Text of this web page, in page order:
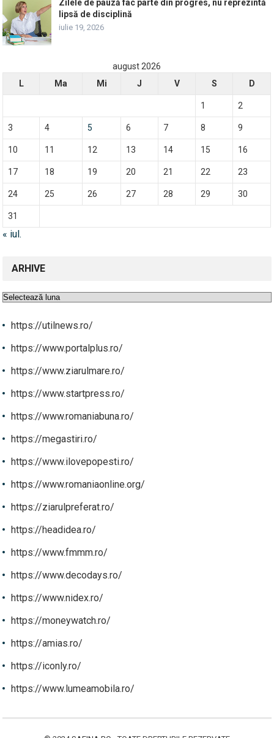
Zilele de pauză fac parte din progres, nu reprezintă
lipsă de disciplină
iulie 19, 2026
august 2026
L
Ma Mi J V S D
1 2
3 4 5 6 7 8 9
10 11 12 13 14 15 16
17 18 19 20 21 22 23
24 25 26 27 28 29 30
31
« iul.
ARHIVE
Arhive
https://utilnews.ro/
https://www.portalplus.ro/
https://www.ziarulmare.ro/
https://www.startpress.ro/
https://www.romaniabuna.ro/
https://megastiri.ro/
https://www.ilovepopesti.ro/
https://www.romaniaonline.org/
https://ziarulpreferat.ro/
https://headidea.ro/
https://www.fmmm.ro/
https://www.decodays.ro/
https://www.nidex.ro/
https://moneywatch.ro/
https://amias.ro/
https://iconly.ro/
https://www.lumeamobila.ro/